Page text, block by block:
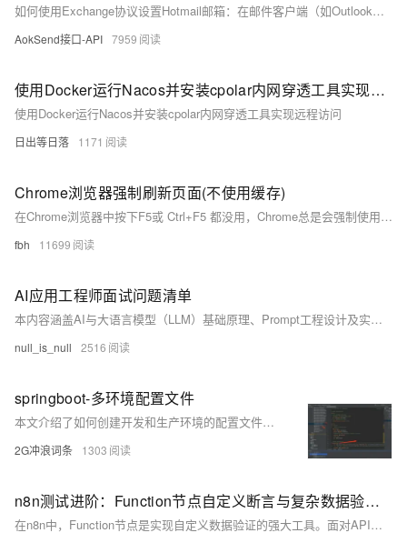
如何使用Exchange协议设置Hotmail邮箱：在邮件客户端（如Outlook）中添加新账户，选择Exchange服务，输入邮箱全址（@hotmail.com）和服务器地址（outlook.office365.com），启用SSL加密，完成设置后即可在各设备同步邮件、日历和联系人。AokSend提供触发式验证码发信服务，支持SMTP/API接口，高触达，独立IP和服务器。
AokSend接口-API 7959
使用Docker运行Nacos并安装cpolar内网穿透工具实现远程访问
使用Docker运行Nacos并安装cpolar内网穿透工具实现远程访问
日出等日落 1171
Chrome浏览器强制刷新页面(不使用缓存)
在Chrome浏览器中按下F5或 Ctrl+F5 都没用，Chrome总是会强制使用页面缓存进行刷新，如何不使用页面缓存进行刷新？ Chrome官方推荐使用如下快捷键，就可以不使用页面缓存进行刷新 Windows和Linu...
fbh 11699
AI应用工程师面试问题清单
本内容涵盖AI与大语言模型（LLM）基础原理、Prompt工程设计及实战项目经验。详解LLM预测机制、Transformer架构、Embedding应用，介绍Prompt优化策略如Zero-shot、Few-shot、RAG技术，并结合实际项目展示AI应用全流程开发与落地能力。
null_is_null 2516
springboot-多环境配置文件
本文介绍了如何创建开发和生产环境的配置文件，并在IDEA和Maven中进行配置。开发环境中，通过设置profile为`dev`来指定配置文件；生产环境中，使用Maven命令参数`-Pprod`打包并指定配置文件。公共配置可放在`application.yml`中统一管理。日志配置需确保`logback-spring.xml`中的profile正确，以保证日志正常输出。
2G冲浪词条 1303
n8n测试进阶：Function节点自定义断言与复杂数据验证指南
在n8n中，Function节点是实现自定义数据验证的强大工具。面对API数据结构多变、复杂业务规则等挑战，传统IF节点难以应对。通过JavaScript编写验证逻辑，可精准校验字段格式、嵌套结构与业务逻辑，如邮箱、年龄、密码强度等，并收集详细错误信息。支持快速失败、批量报错、上下文联动等模式，结合调试技巧与动态规则配置，提升工作流稳定性与可维护性。用Function节点构建可靠自动化流程，让数据问题提前暴露，防患于未然。